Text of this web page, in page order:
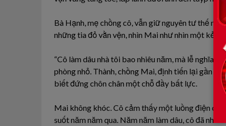
Bà Hạnh, mẹ chồng cô, vẫn giữ nguyên tư thế
những tia đỏ vằn vện, nhìn Mai như nhìn một kẻ
“Cô làm dâu nhà tôi bao nhiêu năm, mà lễ nghĩa
phòng nhỏ. Thành, chồng Mai, định tiến lại gần
biết đứng chôn chân một chỗ đầy bất lực.
Mai không khóc. Cô cảm thấy một luồng điện
suốt năm năm qua. Năm năm làm dâu, cô đã